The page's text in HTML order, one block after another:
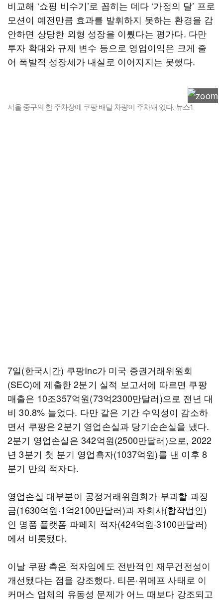
비교해 ‘쇼핑 비수기’로 꼽히는 데다 ‘가정의 달’ 프로
모션이 예전만큼 효과를 발휘하지 못하는 환경을 감
안하면 상당한 외형 성장을 이뤘다는 평가다. 다만
투자 확대와 규제 변수 등으로 영업이익은 크게 줄
어 폭발적 성장세가 내실로 이어지지는 못했다.
서울 중구의 한 주차장에 쿠팡 배달 차량이 주차돼 있다. 뉴스1
7일(한국시간) 쿠팡Inc가 미국 증권거래위원회
(SEC)에 제출한 2분기 실적 보고서에 따르면 쿠팡
매출은 10조357억원(73억2300만달러)으로 전년 대
비 30.8% 늘었다. 다만 같은 기간 수익성이 감소하
면서 쿠팡은 2분기 영업손실과 당기순손실을 냈다.
2분기 영업손실은 342억원(2500만달러)으로, 2022
년 3분기 첫 분기 영업흑자(1037억원)를 낸 이후 8
분기 만의 적자다.
영업손실 대부분이 공정거래위원회가 부과할 과징
금(1630억원·1억2100만달러)과 자회사(합작법인)
인 명품 플랫폼 파페치 적자(424억원·3100만달러)
에서 비롯됐다.
이날 쿠팡 측은 적자임에도 전반적인 재무건전성이
개선됐다는 점을 강조했다. 티몬·위메프 사태로 이
커머스 업체의 유동성 문제가 어느 때보다 강조되고